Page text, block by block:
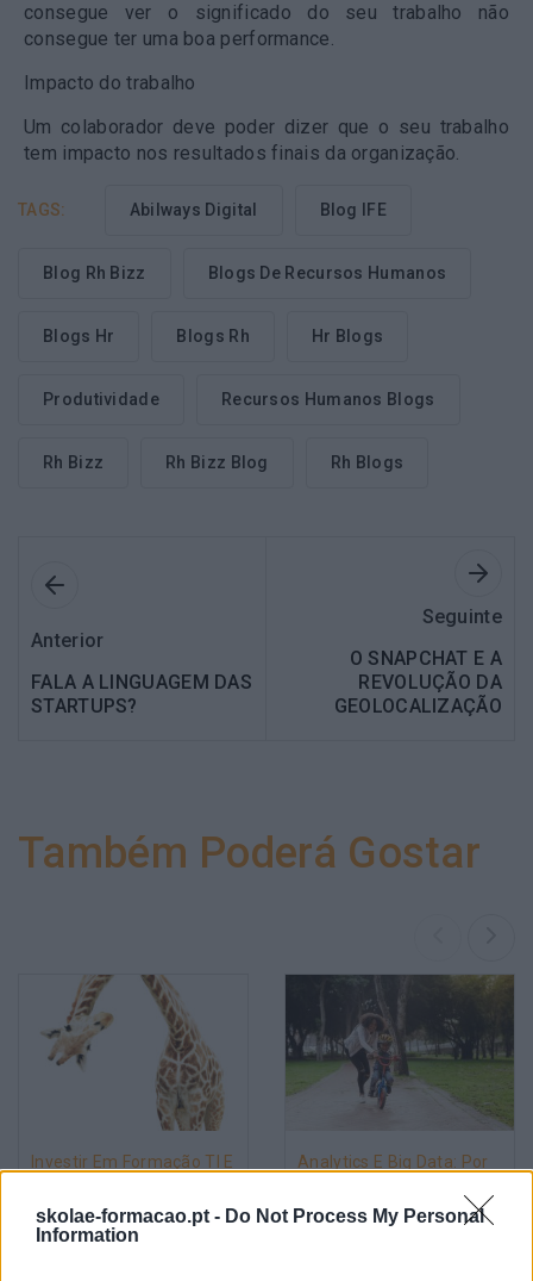
skolae-formacao.pt - Do Not Process My Personal
Information
consegue ver o significado do seu trabalho não
consegue ter uma boa performance.
Impacto do trabalho
Um colaborador deve poder dizer que o seu trabalho
tem impacto nos resultados finais da organização.
TAGS: Abilways Digital Blog IFE
Blog Rh Bizz Blogs De Recursos Humanos
Blogs Hr Blogs Rh Hr Blogs
Produtividade Recursos Humanos Blogs
Rh Bizz Rh Bizz Blog Rh Blogs
Anterior
FALA A LINGUAGEM DAS
STARTUPS?
Seguinte
O SNAPCHAT E A
REVOLUÇÃO DA
GEOLOCALIZAÇÃO
Também Poderá Gostar
Investir Em Formação TI E
Analytics E Big Data: Por
Capacitação Dos